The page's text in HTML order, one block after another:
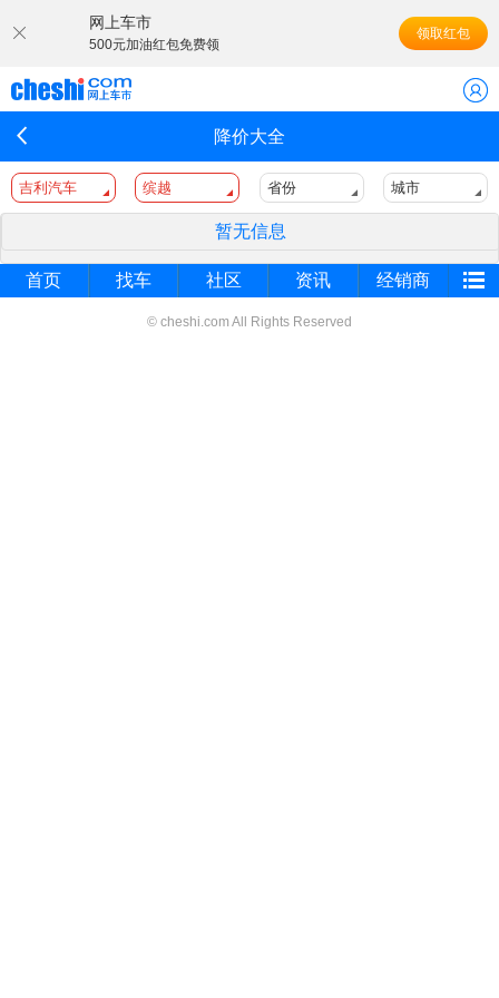
网上车市
500元加油红包免费领
领取红包
降价大全
吉利汽车 缤越 省份 城市
暂无信息
首页 找车 社区 资讯 经销商
© cheshi.com All Rights Reserved